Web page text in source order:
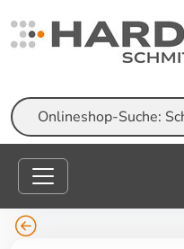
Suche